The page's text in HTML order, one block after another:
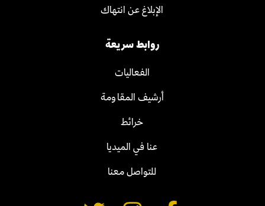
الإبلاغ عن انتهاك
روابط سريعة
الفعاليات
أرشيف المقاومة
خرائط
عنا في الميديا
للتواصل معنا